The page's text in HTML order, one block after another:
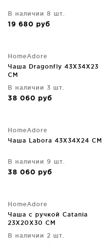
В наличии 8 шт.
19 680 руб
HomeAdore
Чаша Dragonfly 43X34X23
CM
В наличии 3 шт.
38 060 руб
HomeAdore
Чаша Labora 43X34X24 CM
В наличии 9 шт.
38 060 руб
HomeAdore
Чаша с ручкой Catania
23X20X30 CM
В наличии 2 шт.